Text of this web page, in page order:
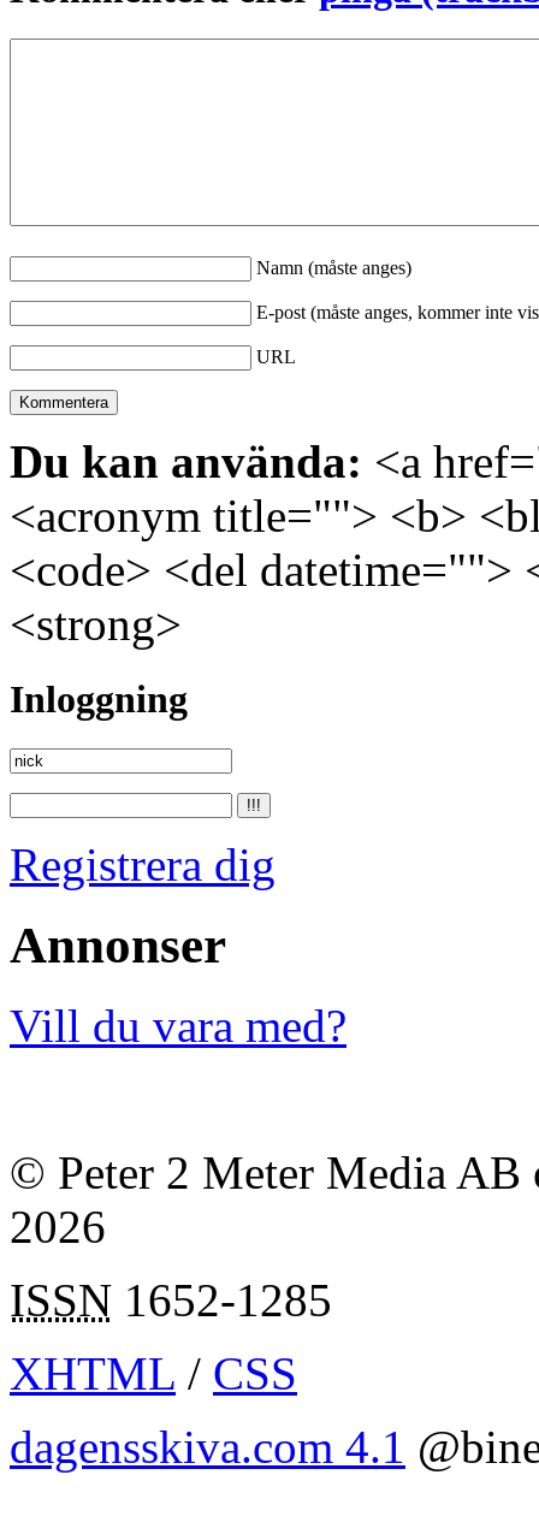
Namn (måste anges)
E-post (måste anges, kommer inte
URL
Du kan använda: <a
<acronym title=""> <b>
<code> <del
<strong>
Inloggning
Registrera dig
Annonser
Vill du vara med?
© Peter 2 Meter Media AB
2026
ISSN 1652-1285
XHTML / CSS
dagensskiva.com 4.1